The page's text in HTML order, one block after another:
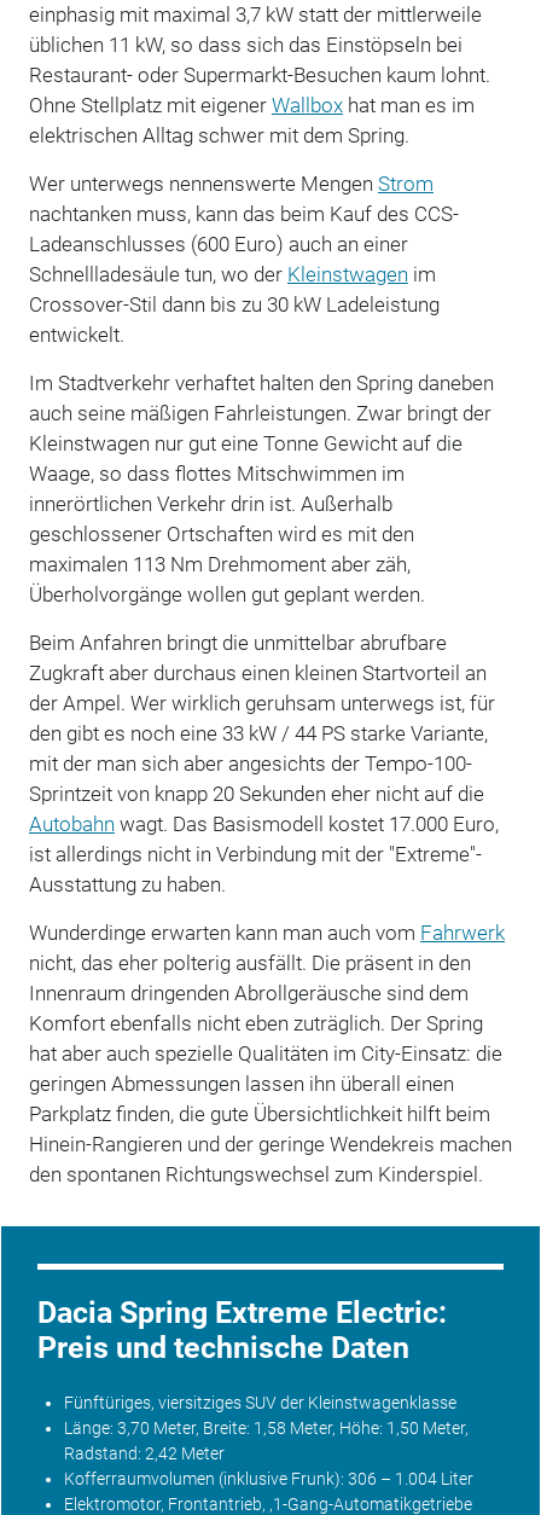
einphasig mit maximal 3,7 kW statt der mittlerweile
üblichen 11 kW, so dass sich das Einstöpseln bei
Restaurant- oder Supermarkt-Besuchen kaum lohnt.
Ohne Stellplatz mit eigener Wallboxhat man es im
elektrischen Alltag schwer mit dem Spring.
Wer unterwegs nennenswerte Mengen Strom
nachtanken muss, kann das beim Kauf des CCS-
Ladeanschlusses (600 Euro) auch an einer
Schnellladesäule tun, wo der Kleinstwagen im
Crossover-Stil dann bis zu 30 kW Ladeleistung
entwickelt.
Im Stadtverkehr verhaftet halten den Spring daneben
auch seine mäßigen Fahrleistungen. Zwar bringt der
Kleinstwagen nur gut eine Tonne Gewicht auf die
Waage, so dass flottes Mitschwimmen im
innerörtlichen Verkehr drin ist. Außerhalb
geschlossener Ortschaften wird es mit den
maximalen 113 Nm Drehmoment aber zäh,
Überholvorgänge wollen gut geplant werden.
Beim Anfahren bringt die unmittelbar abrufbare
Zugkraft aber durchaus einen kleinen Startvorteil an
der Ampel. Wer wirklich geruhsam unterwegs ist, für
den gibt es noch eine 33 kW / 44 PS starke Variante,
mit der man sich aber angesichts der Tempo-100-
Sprintzeit von knapp 20 Sekunden eher nicht auf die
Autobahn wagt. Das Basismodell kostet 17.000 Euro,
ist allerdings nicht in Verbindung mit der "Extreme"-
Ausstattung zu haben.
Wunderdinge erwarten kann man auch vom Fahrwerk
nicht, das eher polterig ausfällt. Die präsent in den
Innenraum dringenden Abrollgeräusche sind dem
Komfort ebenfalls nicht eben zuträglich. Der Spring
hat aber auch spezielle Qualitäten im City-Einsatz: die
geringen Abmessungen lassen ihn überall einen
Parkplatz finden, die gute Übersichtlichkeit hilft beim
Hinein-Rangieren und der geringe Wendekreis machen
den spontanen Richtungswechsel zum Kinderspiel.
Dacia Spring Extreme Electric:
Preis und technische Daten
Fünftüriges, viersitziges SUV der Kleinstwagenklasse
Länge: 3,70 Meter, Breite: 1,58 Meter, Höhe: 1,50 Meter,
Radstand: 2,42 Meter
Kofferraumvolumen (inklusive Frunk): 306 – 1.004 Liter
Elektromotor, Frontantrieb, ,1-Gang-Automatikgetriebe